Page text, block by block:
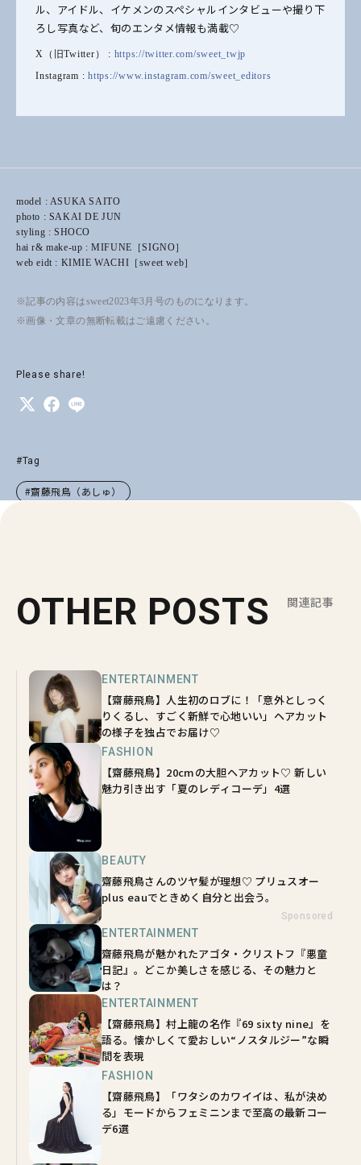
ル、アイドル、イケメンのスペシャルインタビューや撮り下
ろし写真など、旬のエンタメ情報も満載♡
X（旧Twitter） : https://twitter.com/sweet_twjp
Instagram : https://www.instagram.com/sweet_editors
model : ASUKA SAITO
photo : SAKAI DE JUN
styling : SHOCO
hai r& make-up : MIFUNE［SIGNO］
web eidt : KIMIE WACHI［sweet web］
※記事の内容はsweet2023年3月号のものになります。
※画像・文章の無断転載はご遠慮ください。
Please share!
#Tag
#齋藤飛鳥（あしゅ）
OTHER POSTS 関連記事
ENTERTAINMENT
【齋藤飛鳥】人生初のロブに！「意外としっく
りくるし、すごく新鮮で心地いい」ヘアカット
の様子を独占でお届け♡
FASHION
【齋藤飛鳥】20cmの大胆ヘアカット♡ 新しい
魅力引き出す「夏のレディコーデ」4選
BEAUTY
齋藤飛鳥さんのツヤ髪が理想♡ プリュスオー
plus eauでときめく自分と出会う。
Sponsored
ENTERTAINMENT
齋藤飛鳥が魅かれたアゴタ・クリストフ『悪童
日記』。どこか美しさを感じる、その魅力と
は？
ENTERTAINMENT
【齋藤飛鳥】村上龍の名作『69 sixty nine』を
語る。懐かしくて愛おしい“ノスタルジー”な瞬
間を表現
FASHION
【齋藤飛鳥】「ワタシのカワイイは、私が決め
る」モードからフェミニンまで至高の最新コー
デ6選